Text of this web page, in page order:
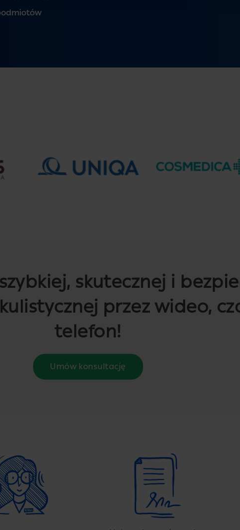
skutecznej i
przez wideo,
telefon!
Umów konsultację